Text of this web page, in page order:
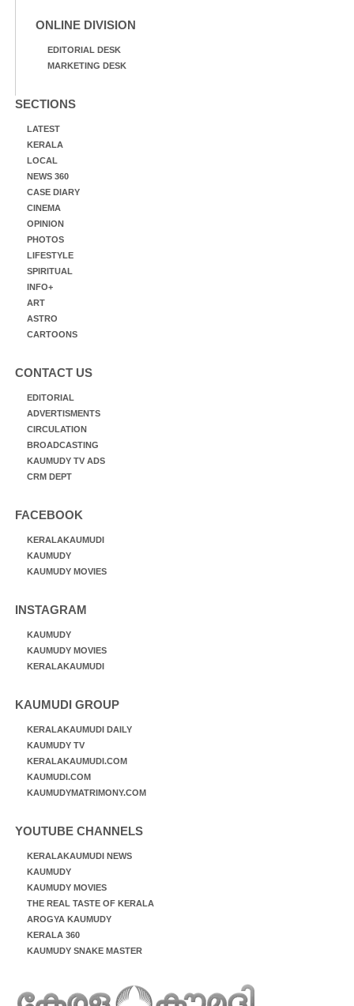
ONLINE DIVISION
EDITORIAL DESK
MARKETING DESK
SECTIONS
LATEST
KERALA
LOCAL
NEWS 360
CASE DIARY
CINEMA
OPINION
PHOTOS
LIFESTYLE
SPIRITUAL
INFO+
ART
ASTRO
CARTOONS
CONTACT US
EDITORIAL
ADVERTISMENTS
CIRCULATION
BROADCASTING
KAUMUDY TV ADS
CRM DEPT
FACEBOOK
KERALAKAUMUDI
KAUMUDY
KAUMUDY MOVIES
INSTAGRAM
KAUMUDY
KAUMUDY MOVIES
KERALAKAUMUDI
KAUMUDI GROUP
KERALAKAUMUDI DAILY
KAUMUDY TV
KERALAKAUMUDI.COM
KAUMUDI.COM
KAUMUDYMATRIMONY.COM
YOUTUBE CHANNELS
KERALAKAUMUDI NEWS
KAUMUDY
KAUMUDY MOVIES
THE REAL TASTE OF KERALA
AROGYA KAUMUDY
KERALA 360
KAUMUDY SNAKE MASTER